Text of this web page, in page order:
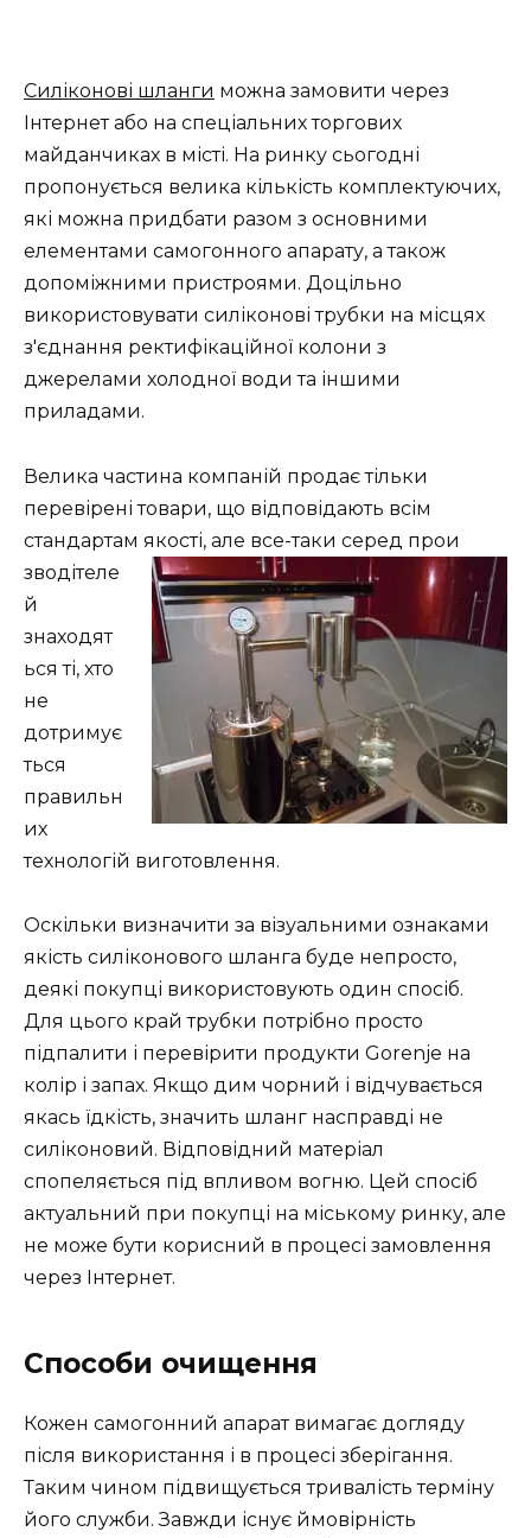
Силіконові шланги можна замовити через
Інтернет або на спеціальних торгових
майданчиках в місті. На ринку сьогодні
пропонується велика кількість комплектуючих,
які можна придбати разом з основними
елементами самогонного апарату, а також
допоміжними пристроями. Доцільно
використовувати силіконові трубки на місцях
з'єднання ректифікаційної колони з
джерелами холодної води та іншими
приладами.
Велика частина компаній продає тільки
перевірені товари, що відповідають всім
стандартам якості, але все-таки серед прои
зводітеле
й
знаходят
ься ті, хто
не
дотримує
ться
правильн
их
технологій виготовлення.
Оскільки визначити за візуальними ознаками
якість силіконового шланга буде непросто,
деякі покупці використовують один спосіб.
Для цього край трубки потрібно просто
підпалити і перевірити продукти Gorenje на
колір і запах. Якщо дим чорний і відчувається
якась їдкість, значить шланг насправді не
силіконовий. Відповідний матеріал
спопеляється під впливом вогню. Цей спосіб
актуальний при покупці на міському ринку, але
не може бути корисний в процесі замовлення
через Інтернет.
Способи очищення
Кожен самогонний апарат вимагає догляду
після використання і в процесі зберігання.
Таким чином підвищується тривалість терміну
його служби. Завжди існує ймовірність